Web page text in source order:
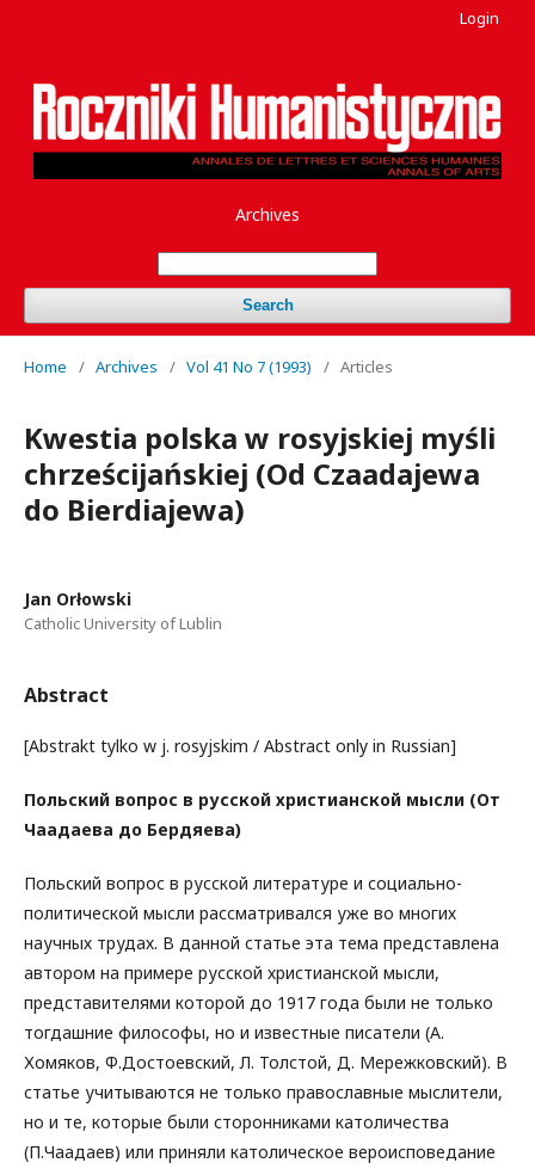
Archives
Search
Login
Home / Archives / Vol 41 No 7 (1993) / Articles
Kwestia polska w rosyjskiej myśli
chrześcijańskiej (Оd Czaadajewa
do Bierdiajewa)
Jan Orłowski
Catholic University of Lublin
Abstract
[Abstrakt tylko w j. rosyjskim / Abstract only in Russian]
Польский вопрос в русской христианской мысли (От
Чаадаева до Бердяева)
Польский вопрос в русской литературе и социально-
политической мысли рассматривался уже во многих
научных трудах. В данной статье эта тема представлена
автором на примере русской христианской мысли,
представителями которой до 1917 года были не только
тогдашние философы, но и известные писатели (А.
Хомяков, Ф.Достоевский, Л. Толстой, Д. Мережковский). В
статье учитываются не только православные мыслители,
но и те, которые были сторонниками католичества
(П.Чаадаев) или приняли католическое вероисповедание